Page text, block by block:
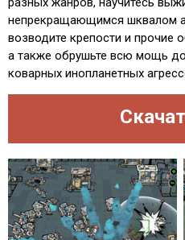
непрекращающимся шквалом
возводите крепости и прочие
а также обрушьте всю мощь
коварных инопланетных